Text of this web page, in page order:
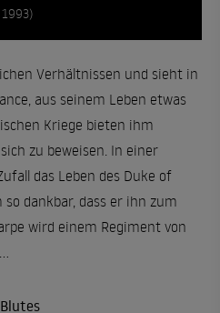
1993)
Verhältnissen und sieht in
aus seinem Leben etwas
Kriege bieten ihm
zu beweisen. In einer
das Leben des Duke of
dankbar, dass er ihn zum
wird einem Regiment von